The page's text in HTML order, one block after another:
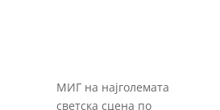
МИГ на најголемата
светска сцена по